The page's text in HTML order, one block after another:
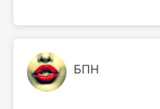
БПН